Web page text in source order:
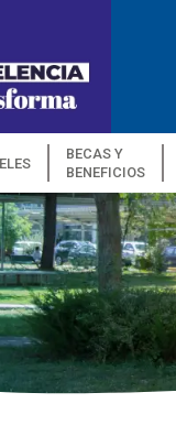
BECAS Y
BENEFICIOS